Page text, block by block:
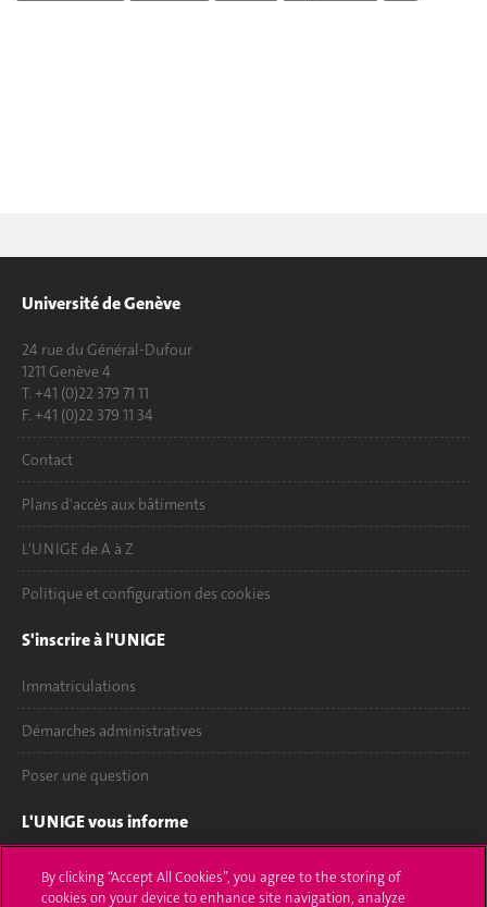
Université de Genève
24 rue du Général-Dufour
1211 Genève 4
T. +41 (0)22 379 71 11
F. +41 (0)22 379 11 34
Contact
Plans d'accès aux bâtiments
L'UNIGE de A à Z
Politique et configuration des cookies
S'inscrire à l'UNIGE
Immatriculations
Démarches administratives
Poser une question
L'UNIGE vous informe
UNIGE Mobile
By clicking “Accept All Cookies”, you agree to the storing of
cookies on your device to enhance site navigation, analyze